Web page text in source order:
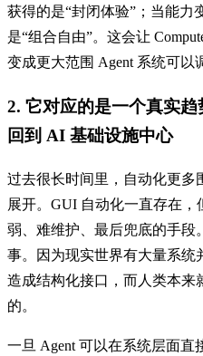
获得的是“封闭体验”；当能力
是“组合自由”。这会让
变成更大范围 Agent 系统可以
2. 它对应的是一个真实
回到 AI 基础设施中心
过去很长时间里，自动化更多
展开。GUI 自动化一直存在
弱、难维护、最后兜底的手段
事。因为现实世界有大量系统
造成结构化接口，而人类本来
的。
一旦 Agent 可以在系统层面直